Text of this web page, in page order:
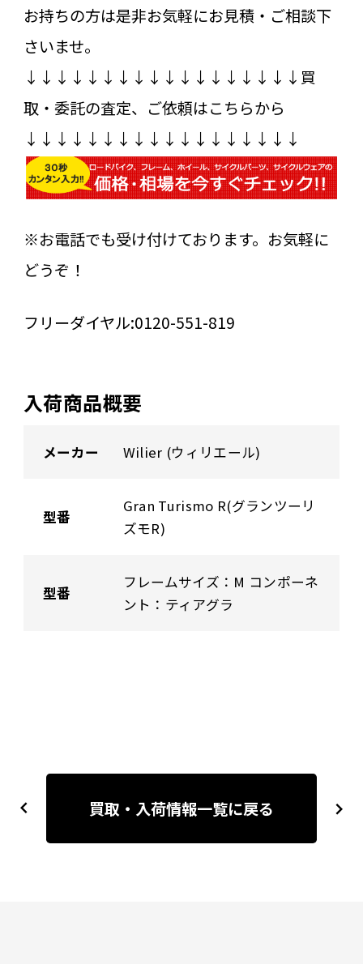
お持ちの方は是非お気軽にお見積・ご相談下
さいませ。
↓↓↓↓↓↓↓↓↓↓↓↓↓↓↓↓↓↓買
取・委託の査定、ご依頼はこちらから
↓↓↓↓↓↓↓↓↓↓↓↓↓↓↓↓↓↓
※お電話でも受け付けております。お気軽に
どうぞ！
フリーダイヤル:0120-551-819
入荷商品概要
メーカー Wilier (ウィリエール)
型番
Gran Turismo R(グランツーリ
ズモR)
型番
フレームサイズ：M コンポーネ
ント：ティアグラ
稿
previous next
買取・入荷情報一覧に戻る